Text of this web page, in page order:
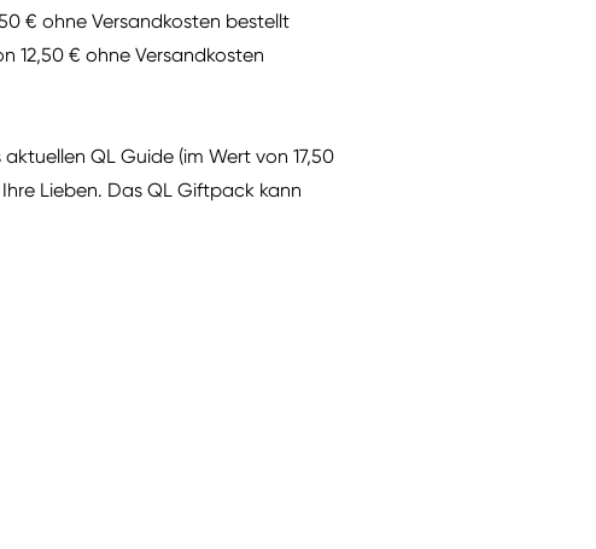
€ ohne Versandkosten bestellt
12,50 € ohne Versandkosten
QL Guide (im Wert von 17,50
Lieben. Das QL Giftpack kann